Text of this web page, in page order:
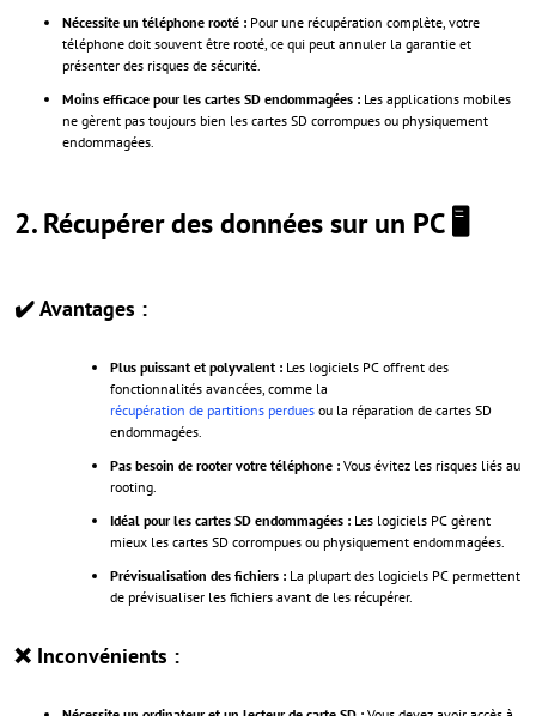
Nécessite un téléphone rooté : Pour une récupération complète, votre
téléphone doit souvent être rooté, ce qui peut annuler la garantie et
présenter des risques de sécurité.
Moins efficace pour les cartes SD endommagées : Les applications mobiles
ne gèrent pas toujours bien les cartes SD corrompues ou physiquement
endommagées.
2. Récupérer des données sur un PC 🖥️
✔️ Avantages :
Plus puissant et polyvalent : Les logiciels PC offrent des
fonctionnalités avancées, comme la
récupération de partitions perdues ou la réparation de cartes SD
endommagées.
Pas besoin de rooter votre téléphone : Vous évitez les risques liés au
rooting.
Idéal pour les cartes SD endommagées : Les logiciels PC gèrent
mieux les cartes SD corrompues ou physiquement endommagées.
Prévisualisation des fichiers : La plupart des logiciels PC permettent
de prévisualiser les fichiers avant de les récupérer.
❌ Inconvénients :